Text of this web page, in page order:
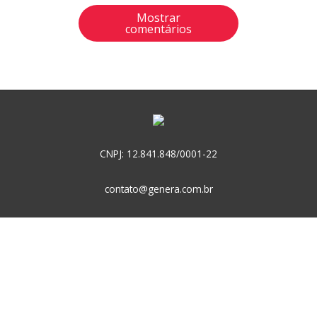
Mostrar
comentários
CNPJ: 12.841.848/0001-22
contato@genera.com.br